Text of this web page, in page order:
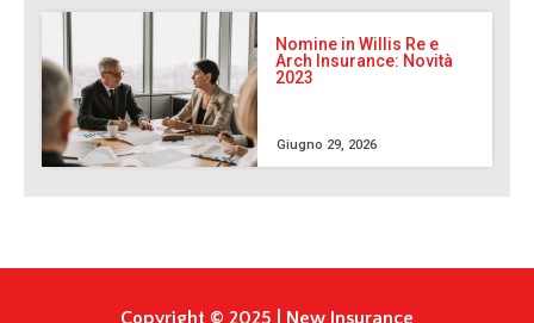
Nomine in Willis Re e
Arch Insurance: Novità
2023
Giugno 29, 2026
Copyright © 2025 | New Insurance